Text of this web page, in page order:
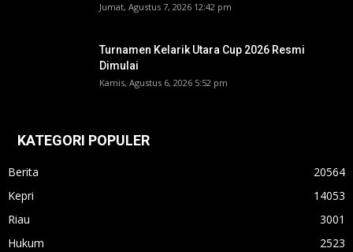
Jumat, Agustus 7, 2026 12:42 pm
Turnamen Kelarik Utara Cup 2026 Resmi
Dimulai
Kamis, Agustus 6, 2026 5:52 pm
KATEGORI POPULER
Berita
20564
Kepri
14053
Riau
3001
Hukum
2523